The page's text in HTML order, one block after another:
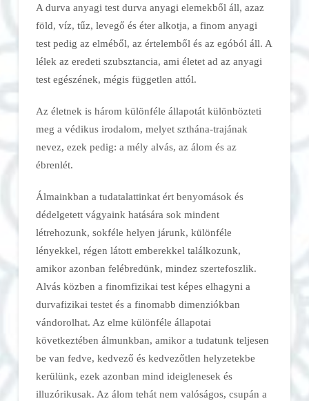
A durva anyagi test durva anyagi elemekből áll, azaz
föld, víz, tűz, levegő és éter alkotja, a finom anyagi
test pedig az elméből, az értelemből és az egóból áll. A
lélek az eredeti szubsztancia, ami életet ad az anyagi
test egészének, mégis független attól.
Az életnek is három különféle állapotát különbözteti
meg a védikus irodalom, melyet szthána-trajának
nevez, ezek pedig: a mély alvás, az álom és az
ébrenlét.
Álmainkban a tudatalattinkat ért benyomások és
dédelgetett vágyaink hatására sok mindent
létrehozunk, sokféle helyen járunk, különféle
lényekkel, régen látott emberekkel találkozunk,
amikor azonban felébredünk, mindez szertefoszlik.
Alvás közben a finomfizikai test képes elhagyni a
durvafizikai testet és a finomabb dimenziókban
vándorolhat. Az elme különféle állapotai
következtében álmunkban, amikor a tudatunk teljesen
be van fedve, kedvező és kedvezőtlen helyzetekbe
kerülünk, ezek azonban mind ideiglenesek és
illuzórikusak. Az álom tehát nem valóságos, csupán a